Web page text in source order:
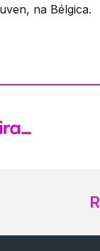
na Bélgica.